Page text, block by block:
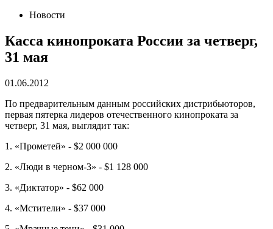
Новости
Касса кинопроката России за четверг,
31 мая
01.06.2012
По предварительным данным российских дистрибьюторов,
первая пятерка лидеров отечественного кинопроката за
четверг, 31 мая, выглядит так:
1. «Прометей» - $2 000 000
2. «Люди в черном-3» - $1 128 000
3. «Диктатор» - $62 000
4. «Мстители» - $37 000